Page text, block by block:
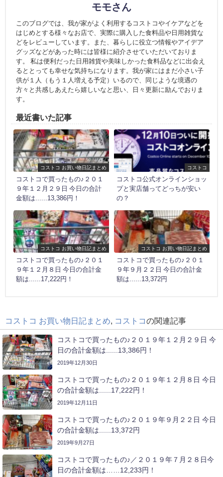
モモさん
このブログでは、我が家がよく利用するコストコやイケアなどを
はじめとする様々なお店で、実際に購入した食料品や日用雑貨な
どをレビューしています。また、暮らしに役立つ情報やアイデア
グッズなどがあった時には皆様に紹介させていただいておりま
す。 私は便利だった日用雑貨や美味しかった食料品などに出会え
るととっても幸せな気持ちになります。我が家にはまだ小さい子
供が１人（もう１人増える予定）いるので、同じような境遇の
方々と共感しあえたら嬉しいなと思い、日々更新に励んでおりま
す。
最近書いた記事
コストコ お買い物日記まとめ
コストコで買ったもの♪２０１
９年１２月２９日 今日の合計
金額は......13,386円！
コストコ
コストコ公式オンラインショッ
プと実店舗ってどっちが安い
の？
コストコ お買い物日記まとめ
コストコで買ったもの♪２０１
９年１２月８日 今日の合計金
額は......17,222円！
コストコ お買い物日記まとめ
コストコで買ったもの♪２０１
９年９月２２日 今日の合計金
額は......13,372円
コストコ お買い物日記まとめ, コストコの関連記事
コストコで買ったもの♪２０１９年１２月２９日 今
日の合計金額は......13,386円！
2019年12月30日
コストコで買ったもの♪２０１９年１２月８日 今日
の合計金額は......17,222円！
2019年12月11日
コストコで買ったもの♪２０１９年９月２２日 今日
の合計金額は......13,372円
2019年9月27日
コストコで買ったもの♪／２０１９年７月２８日今
日の合計金額は……12,233円！